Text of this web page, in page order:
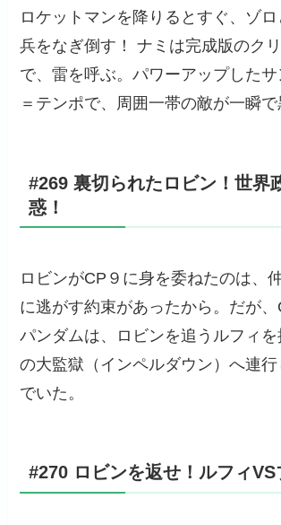
ロケットマンを降りるとすぐ、ゾ
兵をなぎ倒す！ ナミは完成版のク
で、雷を呼ぶ。パワーアップしたサ
＝テンポで、周囲一帯の敵が一瞬で
#269 裏切られたロビン！世界
惑！
ロビンがCP９に身を委ねたのは、
に逃がす約束があったから。だが、
パンダムは、ロビンを追うルフィ
の大監獄（インペルダウン）へ連
でいた。
#270 ロビンを返せ！ルフィVS